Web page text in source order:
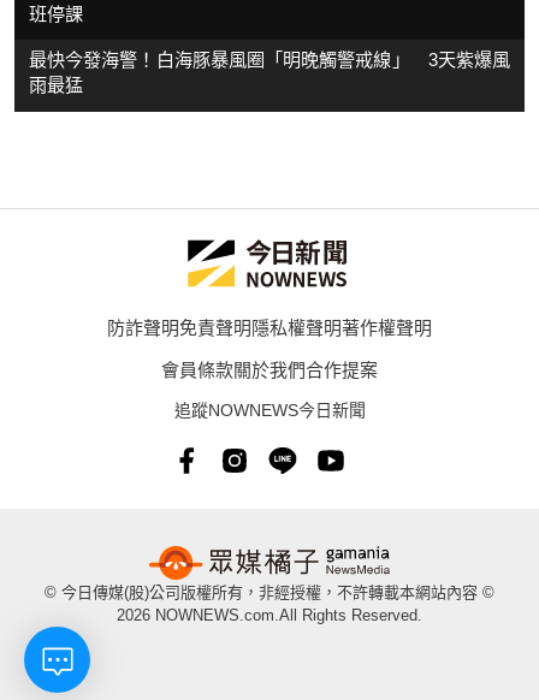
班停課
最快今發海警！白海豚暴風圈「明晚觸警戒線」 3天紫爆風
雨最猛
防詐聲明免責聲明隱私權聲明著作權聲明
會員條款關於我們合作提案
追蹤NOWNEWS今日新聞
© 今日傳媒(股)公司版權所有，非經授權，不許轉載本網站內容 ©
2026 NOWNEWS.com.All Rights Reserved.